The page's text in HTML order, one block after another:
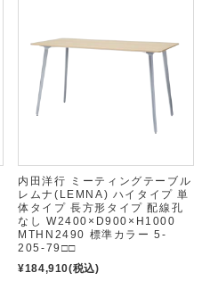
内田洋行 ミーティングテーブル
レムナ(LEMNA) ハイタイプ 単
体タイプ 長方形タイプ 配線孔
なし W2400×D900×H1000
MTHN2490 標準カラー 5-
205-79□□
¥184,910(税込)